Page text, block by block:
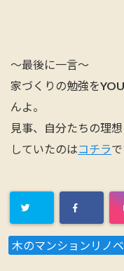
～最後に一言～
家づくりの勉強を
んよ。
見事、自分たちの理
していたのはコチラで
木のマンションリノ